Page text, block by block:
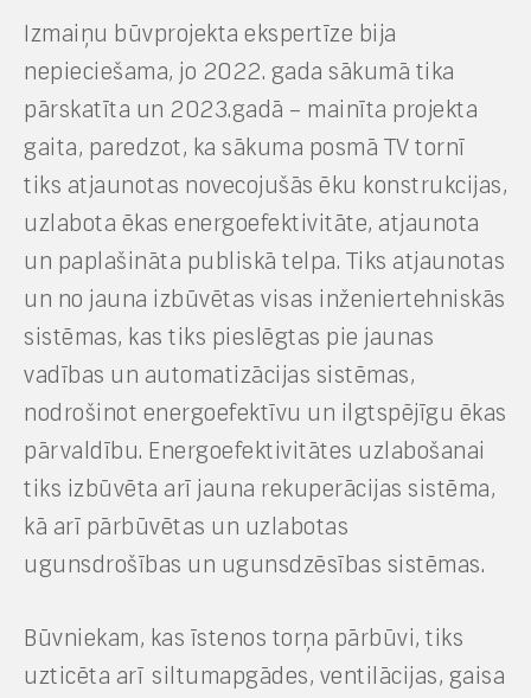
Izmaiņu būvprojekta ekspertīze bija
nepieciešama, jo 2022. gada sākumā tika
pārskatīta un 2023.gadā – mainīta projekta
gaita, paredzot, ka sākuma posmā TV tornī
tiks atjaunotas novecojušās ēku konstrukcijas,
uzlabota ēkas energoefektivitāte, atjaunota
un paplašināta publiskā telpa. Tiks atjaunotas
un no jauna izbūvētas visas inženiertehniskās
sistēmas, kas tiks pieslēgtas pie jaunas
vadības un automatizācijas sistēmas,
nodrošinot energoefektīvu un ilgtspējīgu ēkas
pārvaldību. Energoefektivitātes uzlabošanai
tiks izbūvēta arī jauna rekuperācijas sistēma,
kā arī pārbūvētas un uzlabotas
ugunsdrošības un ugunsdzēsības sistēmas.
Būvniekam, kas īstenos torņa pārbūvi, tiks
uzticēta arī siltumapgādes, ventilācijas, gaisa